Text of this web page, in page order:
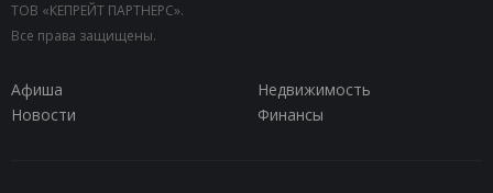
ТОВ «КЕПРЕЙТ ПАРТНЕРС».
Все права защищены.
Афиша
Недвижимость
Новости
Финансы